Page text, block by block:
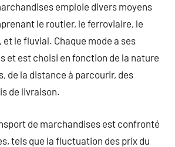
emploie divers moyens
le routier, le ferroviaire, le
et le fluvial. Chaque mode a ses
et est choisi en fonction de la nature
de la distance à parcourir, des
de livraison.
de marchandises est confronté
tels que la fluctuation des prix du